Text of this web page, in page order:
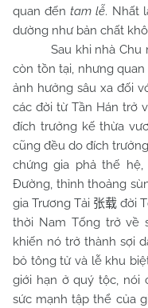
quan đếntam lễ. Nhất
dường như bản chất
Sau khi nhàChu
còn tồn tại, nhưng
ảnh hưởng sâu xa đối
các đời từ Tần Hán trở
đích trưởng kế thừa
cũng đều do đích
chứng gia phả thế
Đường, thỉnh thoảng
gia Trương Tải 张载 đời
thời Nam Tống trở về
khiến nó trở thành sợi
bỏ tông tử và lễ khu
giới hạn ở quý tộc, nói
sức mạnh tập thể của